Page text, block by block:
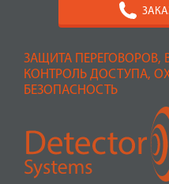
ЗАЩИТА
КОНТРОЛЬ ДОСТУПА,
БЕЗОПАСНОСТЬ